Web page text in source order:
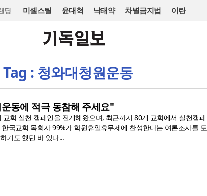
딩 미셸스틸 윤대혁 낙태약 차별금지법 이란
Tag : 청와대청원운동
동에 적극 동참해 주세요"
회 실천 캠페인을 전개해왔으며, 최근까지 80개 교회에서 실천캠페
국교회 목회자 99%가 학원휴일휴무제에 찬성한다는 여론조사를 토
기도 했던 바 있다...